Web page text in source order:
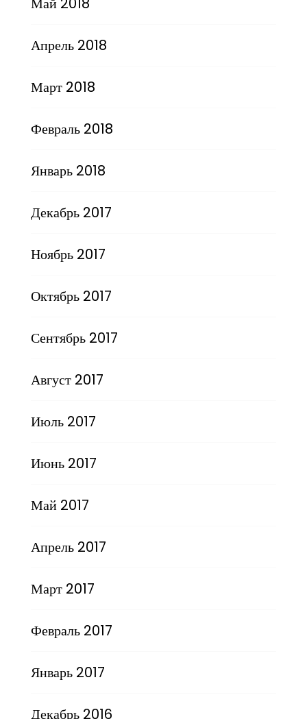
Апрель 2018
Март 2018
Февраль 2018
Январь 2018
Декабрь 2017
Ноябрь 2017
Октябрь 2017
Сентябрь 2017
Август 2017
Июль 2017
Июнь 2017
Май 2017
Апрель 2017
Март 2017
Февраль 2017
Январь 2017
Декабрь 2016